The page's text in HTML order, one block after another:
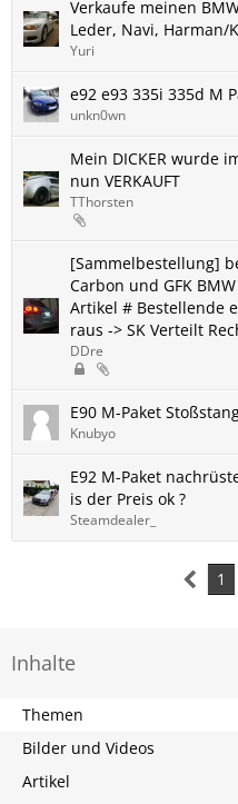
Verkaufe meinen
Leder, Navi, Harman/
Yuri
e92 e93 335i 335d M
unkn0wn
Mein DICKER wurde
nun VERKAUFT
TThorsten
[Sammelbestellung]
Carbon und GFK
Artikel # Bestellende
raus -> SK Verteilt
DDre
E90 M-Paket
Knubyo
E92 M-Paket
is der Preis ok ?
Steamdealer_
1
Inhalte
Themen
Bilder und Videos
Artikel